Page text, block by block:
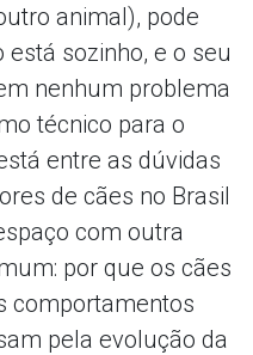
animal), pode
está sozinho, e o seu
nenhum problema
técnico para o
entre as dúvidas
de cães no Brasil
com outra
por que os cães
comportamentos
pela evolução da